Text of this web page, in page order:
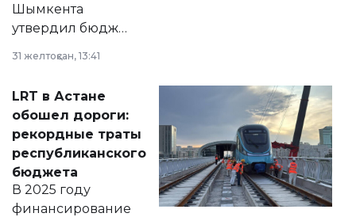
Шымкента
утвердил бюджет
2028 годы.
документ
появился в базе
нормативных
правовых актов и
на сайте маслихат
города.
31 желтоқсан, 13:41
LRT в Астане
обошел дороги:
рекордные траты
республиканского
бюджета
В 2025 году
финансирование